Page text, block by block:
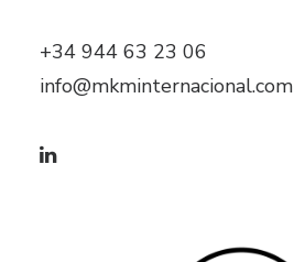
+34 944 63 23 06
info@mkminternacional.com